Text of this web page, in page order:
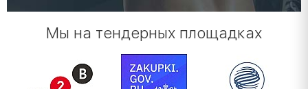
Мы на тендерных площадках